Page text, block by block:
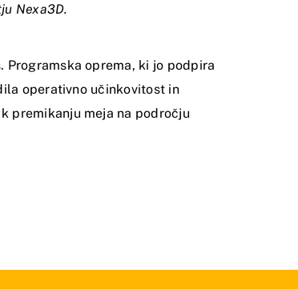
Nexa3D.
Programska oprema, ki jo podpira
operativno učinkovitost in
premikanju meja na področju